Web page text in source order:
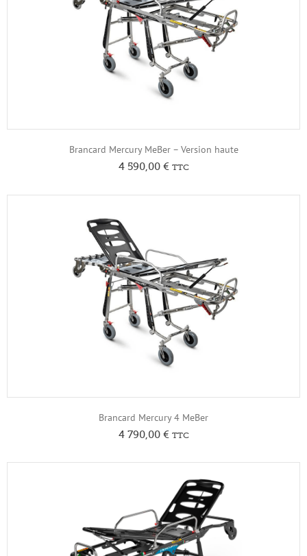
Brancard Mercury MeBer – Version haute
4 590,00 € TTC
Brancard Mercury 4 MeBer
4 790,00 € TTC